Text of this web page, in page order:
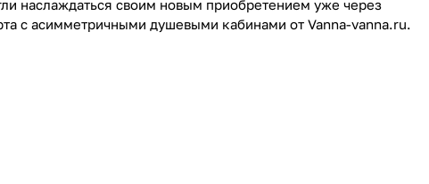
наслаждаться своим новым приобретением уже через
с асимметричными душевыми кабинами от Vanna-vanna.ru.